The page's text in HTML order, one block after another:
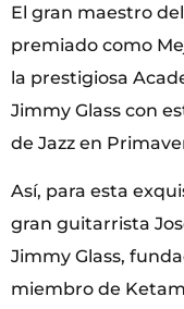
El gran maestro
premiado como
la prestigiosa
Jimmy Glass con
de Jazz en
Así, para esta
gran guitarrista
Jimmy Glass,
miembro de